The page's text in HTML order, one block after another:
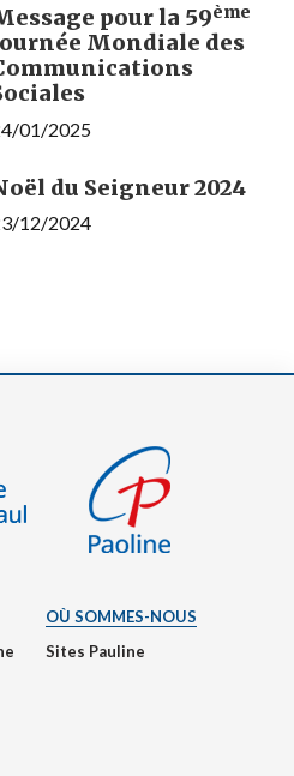
pour la 59ème
Mondiale des
01/2025
du Seigneur 2024
12/2024
OÙ SOMMES-NOUS
Sites Pauline